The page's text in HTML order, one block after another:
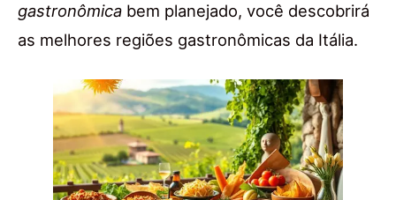
gastronômica bem planejado, você descobrirá
as melhores regiões gastronômicas da Itália.